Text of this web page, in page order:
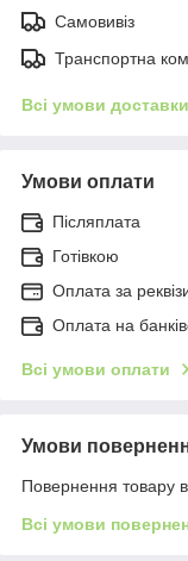
Самовивіз
Транспортна
Всі умови доставки
Умови оплати
Післяплата
Готівкою
Оплата за
Оплата на
Всі умови оплати
Умови
Повернення товару
Всі умови